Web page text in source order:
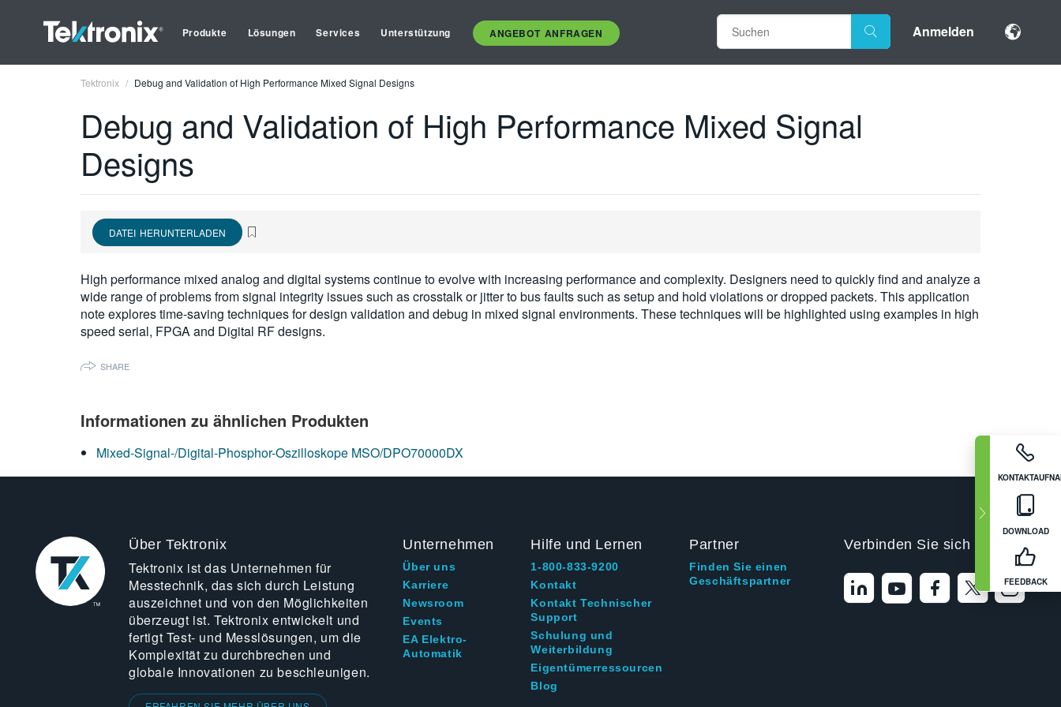
Produkte Lösungen Services Unterstützung ANGEBOT ANFRAGEN Anmelden
DOWNLOAD
FEEDBACK
Tektronix Debug and Validation of High Performance Mixed Signal Designs
Debug and Validation of High Performance Mixed Signal
Designs
DATEI HERUNTERLADEN
High performance mixed analog and digital systems continue to evolve with increasing performance and complexity. Designers need to quickly find and analyze a
wide range of problems from signal integrity issues such as crosstalk or jitter to bus faults such as setup and hold violations or dropped packets. This application
note explores time-saving techniques for design validation and debug in mixed signal environments. These techniques will be highlighted using examples in high
speed serial, FPGA and Digital RF designs.
SHARE
Informationen zu ähnlichen Produkten
Mixed-Signal-/Digital-Phosphor-Oszilloskope MSO/DPO70000DX
Über Tektronix
Tektronix ist das Unternehmen für
Messtechnik, das sich durch Leistung
auszeichnet und von den Möglichkeiten
überzeugt ist. Tektronix entwickelt und
fertigt Test- und Messlösungen, um die
Komplexität zu durchbrechen und
globale Innovationen zu beschleunigen.
Unternehmen
Über uns
Karriere
Newsroom
Events
EA Elektro-
Automatik
Hilfe und Lernen
1-800-833-9200
Kontakt
Kontakt Technischer
Support
Schulung und
Weiterbildung
Eigentümerressourcen
Blog
Partner
Finden Sie einen
Geschäftspartner
Verbinden Sie sich mit uns